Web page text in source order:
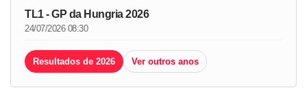
TL1 - GP da Hungria 2026
24/07/2026 08:30
Resultados de 2026 Ver outros anos